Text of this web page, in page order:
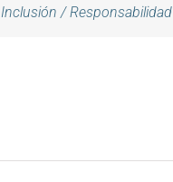
Inclusión / Responsabilidad